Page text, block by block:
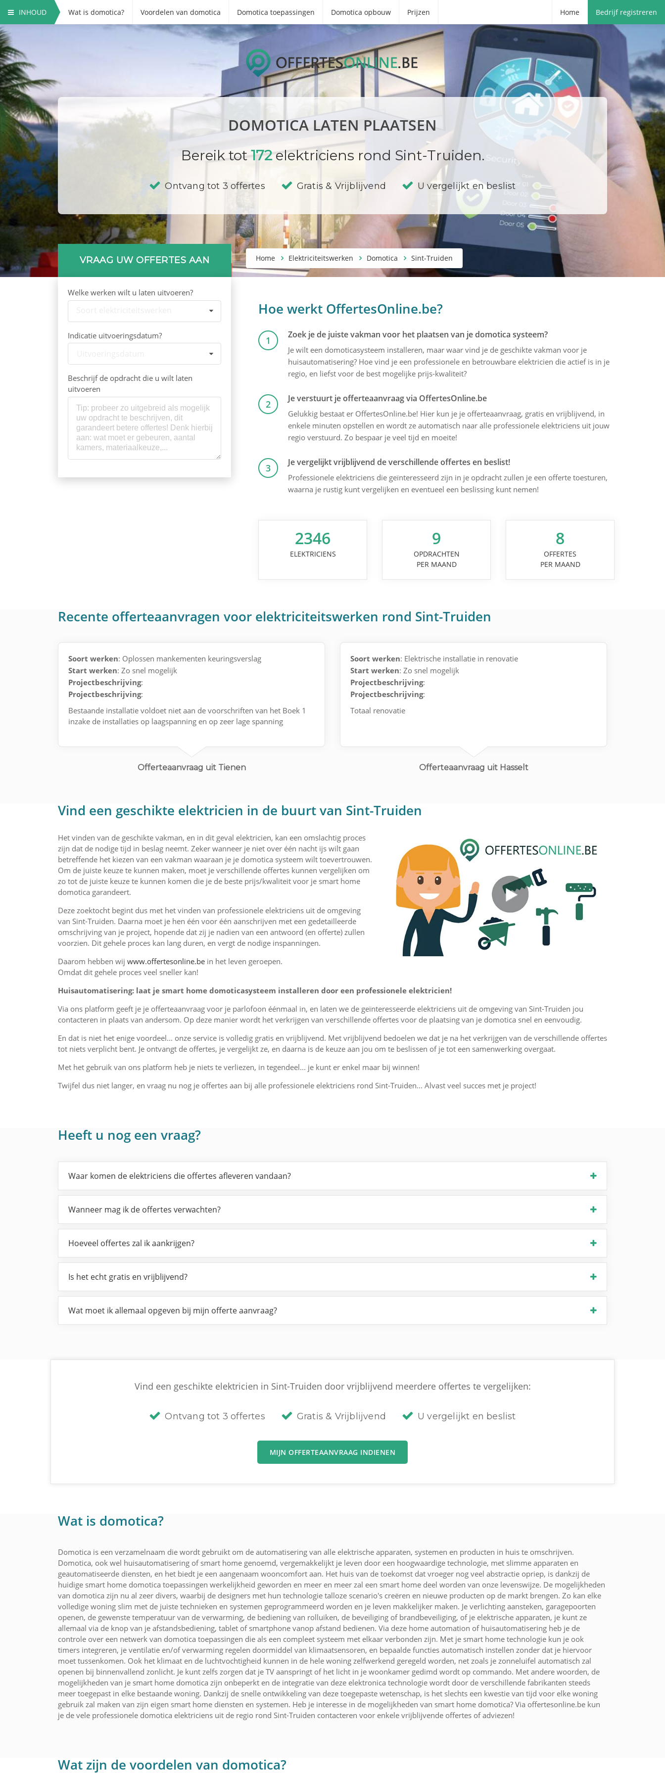
INHOUD Wat is domotica? Voordelen van domotica Domotica toepassingen Domotica opbouw Prijzen Home Bedrijf registreren
DOMOTICA LATEN PLAATSEN
Bereik tot172elektriciens rond Sint-Truiden.
Ontvang tot 3 offertes Gratis & Vrijblijvend U vergelijkt en beslist
Home Elektriciteitswerken Domotica Sint-Truiden
VRAAG UW OFFERTES AAN
Welke werken wilt u laten uitvoeren?
Indicatie uitvoeringsdatum?
Beschrijf de opdracht die u wilt laten
uitvoeren
Hoe werkt OffertesOnline.be?
1 Zoek je de juiste vakman voor het plaatsen van je domotica systeem?
Je wilt een domoticasysteem installeren, maar waar vind je de geschikte vakman voor je
huisautomatisering? Hoe vind je een professionele en betrouwbare elektricien die actief is in je
regio, en liefst voor de best mogelijke prijs-kwaliteit?
2 Je verstuurt je offerteaanvraag via OffertesOnline.be
Gelukkig bestaat er OffertesOnline.be! Hier kun je je offerteaanvraag, gratis en vrijblijvend, in
enkele minuten opstellen en wordt ze automatisch naar alle professionele elektriciens uit jouw
regio verstuurd. Zo bespaar je veel tijd en moeite!
3 Je vergelijkt vrijblijvend de verschillende offertes en beslist!
Professionele elektriciens die geïnteresseerd zijn in je opdracht zullen je een offerte toesturen,
waarna je rustig kunt vergelijken en eventueel een beslissing kunt nemen!
2346
ELEKTRICIENS
9
OPDRACHTEN
PER MAAND
8
OFFERTES
PER MAAND
Recente offerteaanvragen voor elektriciteitswerken rond Sint-Truiden
Soort werken: Oplossen mankementen keuringsverslag
Start werken: Zo snel mogelijk
Projectbeschrijving:
Projectbeschrijving:
Bestaande installatie voldoet niet aan de voorschriften van het Boek 1
inzake de installaties op laagspanning en op zeer lage spanning
Offerteaanvraag uit Tienen
Soort werken: Elektrische installatie in renovatie
Start werken: Zo snel mogelijk
Projectbeschrijving:
Projectbeschrijving:
Totaal renovatie
Offerteaanvraag uit Hasselt
Vind een geschikte elektricien in de buurt van Sint-Truiden
Het vinden van de geschikte vakman, en in dit geval elektricien, kan een omslachtig proces
zijn dat de nodige tijd in beslag neemt. Zeker wanneer je niet over één nacht ijs wilt gaan
betreffende het kiezen van een vakman waaraan je je domotica systeem wilt toevertrouwen.
Om de juiste keuze te kunnen maken, moet je verschillende offertes kunnen vergelijken om
zo tot de juiste keuze te kunnen komen die je de beste prijs/kwaliteit voor je smart home
domotica garandeert.
Deze zoektocht begint dus met het vinden van professionele elektriciens uit de omgeving
van Sint-Truiden. Daarna moet je hen één voor één aanschrijven met een gedetailleerde
omschrijving van je project, hopende dat zij je nadien van een antwoord (en offerte) zullen
voorzien. Dit gehele proces kan lang duren, en vergt de nodige inspanningen.
Daarom hebben wij www.offertesonline.be in het leven geroepen.
Omdat dit gehele proces veel sneller kan!
Huisautomatisering: laat je smart home domoticasysteem installeren door een professionele elektricien!
Via ons platform geeft je je offerteaanvraag voor je parlofoon éénmaal in, en laten we de geïnteresseerde elektriciens uit de omgeving van Sint-Truiden jou
contacteren in plaats van andersom. Op deze manier wordt het verkrijgen van verschillende offertes voor de plaatsing van je domotica snel en eenvoudig.
En dat is niet het enige voordeel... onze service is volledig gratis en vrijblijvend. Met vrijblijvend bedoelen we dat je na het verkrijgen van de verschillende offertes
tot niets verplicht bent. Je ontvangt de offertes, je vergelijkt ze, en daarna is de keuze aan jou om te beslissen of je tot een samenwerking overgaat.
Met het gebruik van ons platform heb je niets te verliezen, in tegendeel... je kunt er enkel maar bij winnen!
Twijfel dus niet langer, en vraag nu nog je offertes aan bij alle professionele elektriciens rond Sint-Truiden... Alvast veel succes met je project!
Heeft u nog een vraag?
Waar komen de elektriciens die offertes afleveren vandaan?
Wanneer mag ik de offertes verwachten?
Hoeveel offertes zal ik aankrijgen?
Is het echt gratis en vrijblijvend?
Wat moet ik allemaal opgeven bij mijn offerte aanvraag?
Vind een geschikte elektricien in Sint-Truiden door vrijblijvend meerdere offertes te vergelijken:
Ontvang tot 3 offertes Gratis & Vrijblijvend U vergelijkt en beslist
MIJN OFFERTEAANVRAAG INDIENEN
Wat is domotica?
Domotica is een verzamelnaam die wordt gebruikt om de automatisering van alle elektrische apparaten, systemen en producten in huis te omschrijven.
Domotica, ook wel huisautomatisering of smart home genoemd, vergemakkelijkt je leven door een hoogwaardige technologie, met slimme apparaten en
geautomatiseerde diensten, en het biedt je een aangenaam wooncomfort aan. Het huis van de toekomst dat vroeger nog veel abstractie opriep, is dankzij de
huidige smart home domotica toepassingen werkelijkheid geworden en meer en meer zal een smart home deel worden van onze levenswijze. De mogelijkheden
van domotica zijn nu al zeer divers, waarbij de designers met hun technologie talloze scenario's creëren en nieuwe producten op de markt brengen. Zo kan elke
volledige woning slim met de juiste technieken en systemen geprogrammeerd worden en je leven makkelijker maken. Je verlichting aansteken, garagepoorten
openen, de gewenste temperatuur van de verwarming, de bediening van rolluiken, de beveiliging of brandbeveiliging, of je elektrische apparaten, je kunt ze
allemaal via de knop van je afstandsbediening, tablet of smartphone vanop afstand bedienen. Via deze home automation of huisautomatisering heb je de
controle over een netwerk van domotica toepassingen die als een compleet systeem met elkaar verbonden zijn. Met je smart home technologie kun je ook
timers integreren, je ventilatie en/of verwarming regelen doormiddel van klimaatsensoren, en bepaalde functies automatisch instellen zonder dat je hiervoor
moet tussenkomen. Ook het klimaat en de luchtvochtigheid kunnen in de hele woning zelfwerkend geregeld worden, net zoals je zonneluifel automatisch zal
openen bij binnenvallend zonlicht. Je kunt zelfs zorgen dat je TV aanspringt of het licht in je woonkamer gedimd wordt op commando. Met andere woorden, de
mogelijkheden van je smart home domotica zijn onbeperkt en de integratie van deze elektronica technologie wordt door de verschillende fabrikanten steeds
meer toegepast in elke bestaande woning. Dankzij de snelle ontwikkeling van deze toegepaste wetenschap, is het slechts een kwestie van tijd voor elke woning
gebruik zal maken van zijn eigen smart home diensten en systemen. Heb je interesse in de mogelijkheden van smart home domotica? Via offertesonline.be kun
je de vele professionele domotica elektriciens uit de regio rond Sint-Truiden contacteren voor enkele vrijblijvende offertes of adviezen!
Wat zijn de voordelen van domotica?